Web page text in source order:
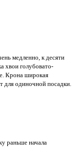
медленно, к десяти
хвои голубовато-
Крона широкая
для одиночной посадки.
раньше начала